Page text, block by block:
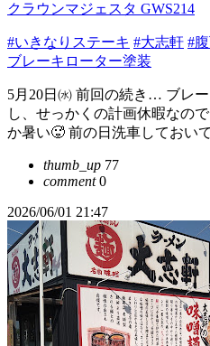
クラウンマジェスタ GWS214
#いきなりステーキ #大志軒 #
ブレーキローター塗装
5月20日㈬ 前回の続き… ブレ
し、せっかくの計画休暇なの
か暑い🥵 前の日洗車しておい
thumb_up 77
comment0
2026/06/01 21:47